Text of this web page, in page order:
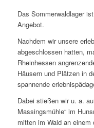
Das Sommerwaldlager
Angebot.
Nachdem wir unsere
abgeschlossen hatten,
Rheinhessen
Häusern und Plätzen in
spannende
Dabei stießen wir u. a.
Massingsmühle“ im
mitten im Wald an